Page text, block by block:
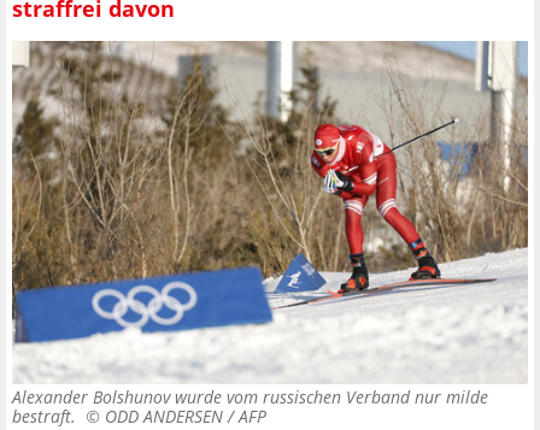
straffrei davon
Alexander Bolshunov wurde vom russischen Verband nur milde
bestraft. © ODD ANDERSEN / AFP